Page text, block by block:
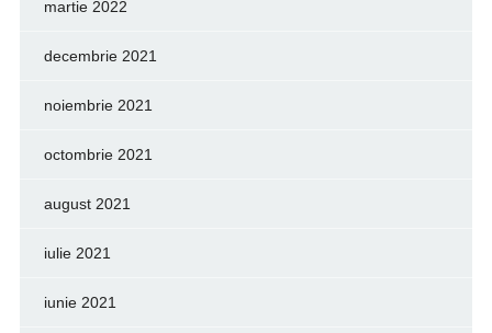
martie 2022
decembrie 2021
noiembrie 2021
octombrie 2021
august 2021
iulie 2021
iunie 2021